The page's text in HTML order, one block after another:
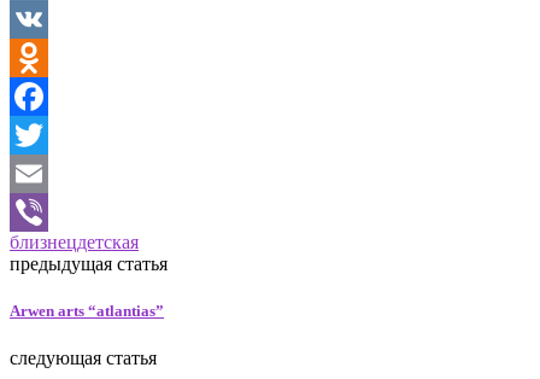
VK
Odnoklassniki
Facebook
Twitter
Email
Viber
близнецдетская
предыдущая статья
Arwen arts “atlantias”
следующая статья